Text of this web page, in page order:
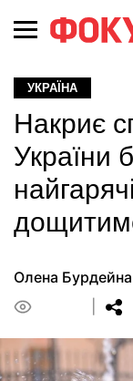
УКРАЇНА
Накриє
України
Олена Бурдейна